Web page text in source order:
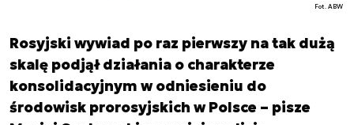
Fot. ABW
Rosyjski wywiad po raz pierwszy na tak dużą
skalę podjął działania o charakterze
konsolidacyjnym w odniesieniu do
środowisk prorosyjskich w Polsce – pisze